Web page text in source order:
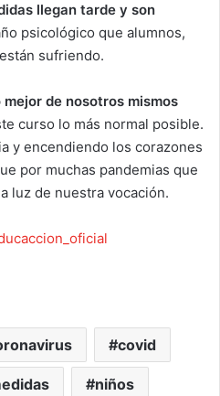
llegan tarde y son
psicológico que alumnos,
sufriendo.
de nosotros mismos
curso lo más normal posible.
y encendiendo los corazones
por muchas pandemias que
luz de nuestra vocación.
covid
niños